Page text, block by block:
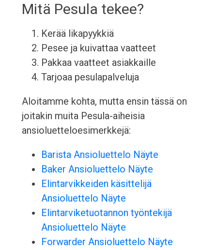
Mitä Pesula tekee?
Kerää likapyykkiä
Pesee ja kuivattaa vaatteet
Pakkaa vaatteet asiakkaille
Tarjoaa pesulapalveluja
Aloitamme kohta, mutta ensin tässä on
joitakin muita Pesula-aiheisia
ansioluetteloesimerkkejä:
Barista Ansioluettelo Näyte
Baker Ansioluettelo Näyte
Elintarvikkeiden käsittelijä
Ansioluettelo Näyte
Elintarviketuotannon työntekijä
Ansioluettelo Näyte
Forwarder Ansioluettelo Näyte